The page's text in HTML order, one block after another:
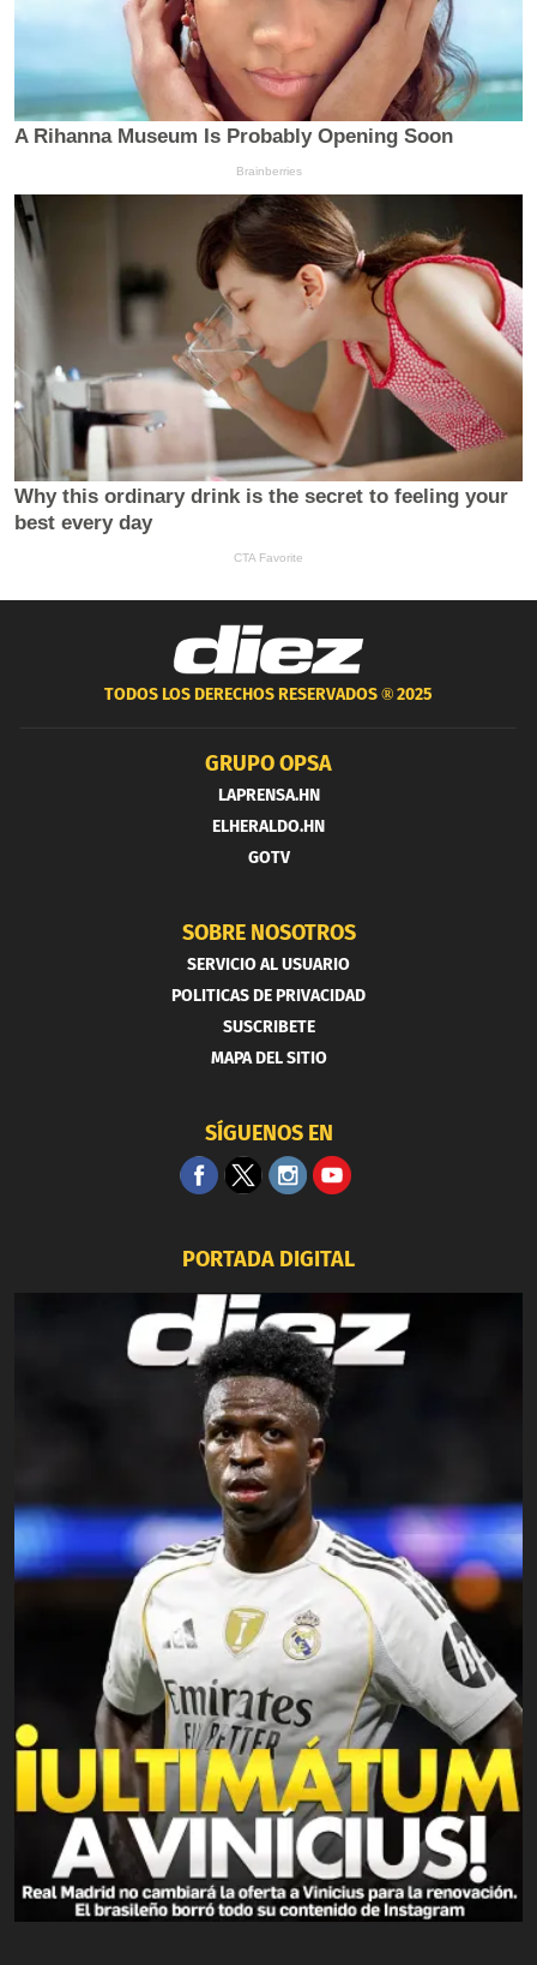
TODOS LOS DERECHOS RESERVADOS ®2025
GRUPO OPSA
LAPRENSA.HN
ELHERALDO.HN
GOTV
SOBRE NOSOTROS
SERVICIO AL USUARIO
POLITICAS DE PRIVACIDAD
SUSCRIBETE
MAPA DEL SITIO
SÍGUENOS EN
PORTADA DIGITAL